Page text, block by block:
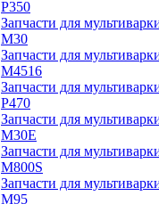
P350
Запчасти для
M30
Запчасти для
M4516
Запчасти для
P470
Запчасти для
M30E
Запчасти для
M800S
Запчасти для
M95